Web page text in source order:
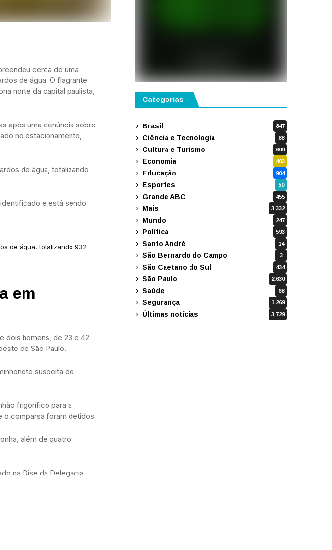
cerca de uma
de água. O flagrante
norte da capital paulista,
após uma denúncia sobre
no estacionamento,
de água, totalizando
e está sendo
de água, totalizando 932
em
dois homens, de 23 e 42
de São Paulo.
suspeita de
frigorífico para a
o comparsa foram detidos.
além de quatro
na Dise da Delegacia
Categorias
Brasil 847
Ciência e Tecnologia 88
Cultura e Turismo 609
Economia 403
Educação 904
Esportes 50
Grande ABC 455
Mais 3.332
Mundo 247
Política 593
Santo André 14
São Bernardo do Campo 3
São Caetano do Sul 434
São Paulo 2.630
Saúde 68
Segurança 1.269
Últimas notícias 3.729